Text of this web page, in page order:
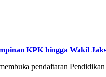
KPK hingga Wakil
pendaftaran